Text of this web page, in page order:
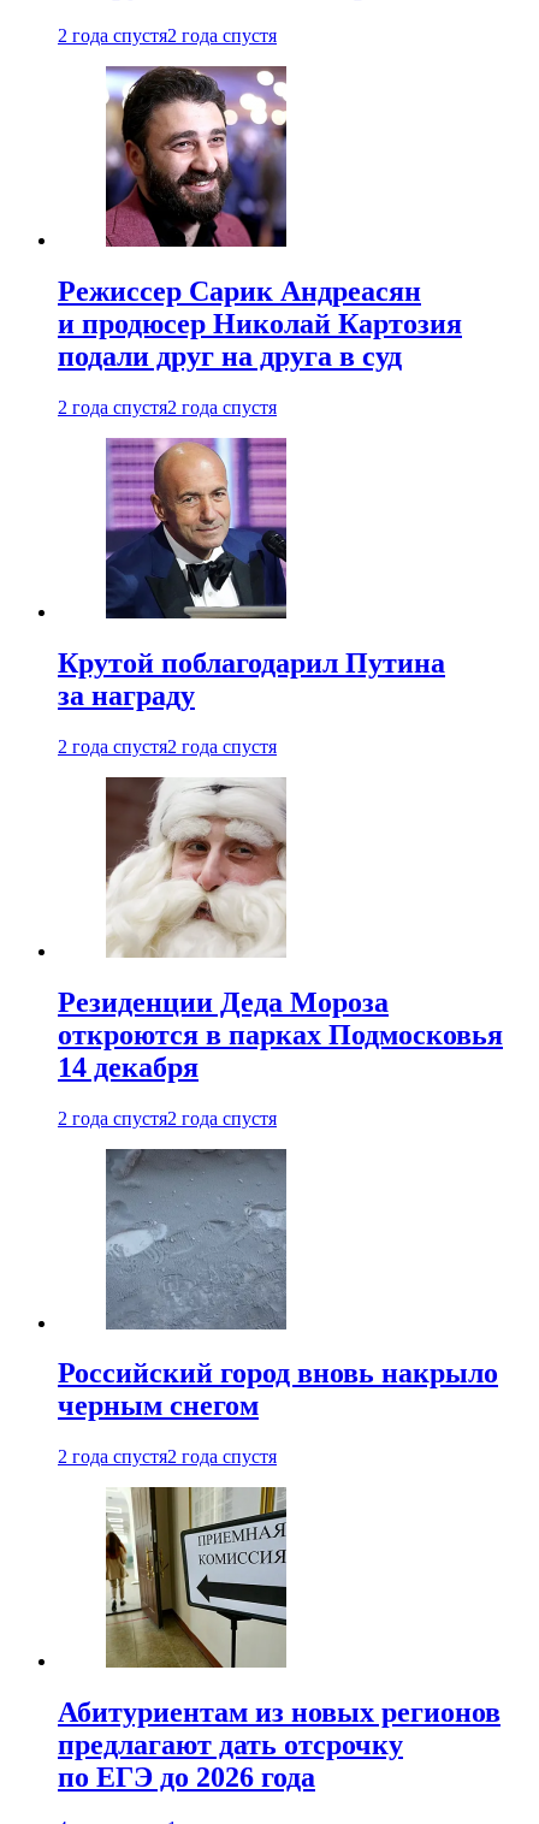
2 года спустя2 года спустя
Режиссер Сарик Андреасян
и продюсер Николай Картозия
подали друг на друга в суд
2 года спустя2 года спустя
Крутой поблагодарил Путина
за награду
2 года спустя2 года спустя
Резиденции Деда Мороза
откроются в парках Подмосковья
14 декабря
2 года спустя2 года спустя
Российский город вновь накрыло
черным снегом
2 года спустя2 года спустя
Абитуриентам из новых регионов
предлагают дать отсрочку
по ЕГЭ до 2026 года